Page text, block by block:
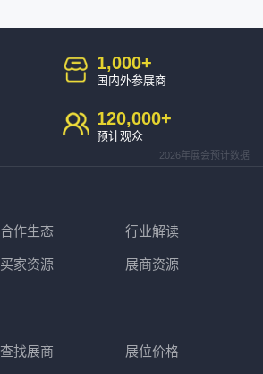
1,000+
国内外参展商
120,000+
预计观众
2026年展会预计数据
合作生态 行业解读
买家资源 展商资源
查找展商 展位价格